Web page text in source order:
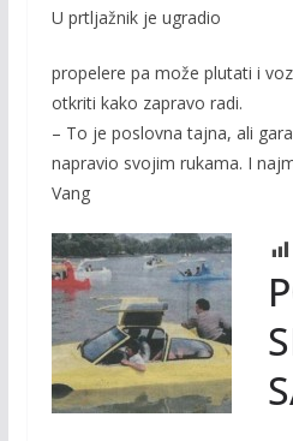
U prtljažnik je ugradio
propelere pa može plutati i
otkriti kako zapravo radi.
– To je poslovna tajna, ali
napravio svojim rukama. I
Vang